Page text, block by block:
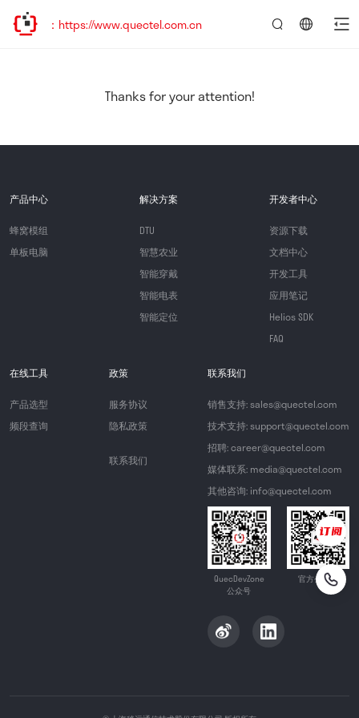
问新址：https://www.quectel.com.cn
Thanks for your attention!
产品中心
蜂窝模组
单板电脑
解决方案
DTU
智慧农业
智能穿戴
智能电表
智能定位
开发者中心
资源下载
文档中心
开发工具
应用笔记
Helios SDK
FAQ
在线工具
产品选型
频段查询
政策
服务协议
隐私政策
联系我们
联系我们
销售支持: sales@quectel.com
技术支持: support@quectel.com
招聘: career@quectel.com
媒体联系: media@quectel.com
其他咨询: info@quectel.com
QuecDevZone
公众号
官方公众号